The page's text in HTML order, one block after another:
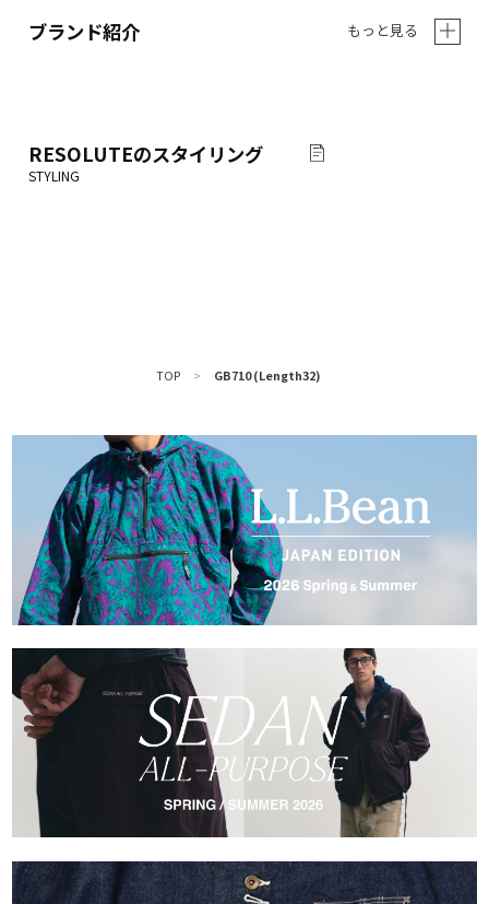
ブランド紹介 もっと見る
RESOLUTEのスタイリング
TOP > GB710 (Length32)